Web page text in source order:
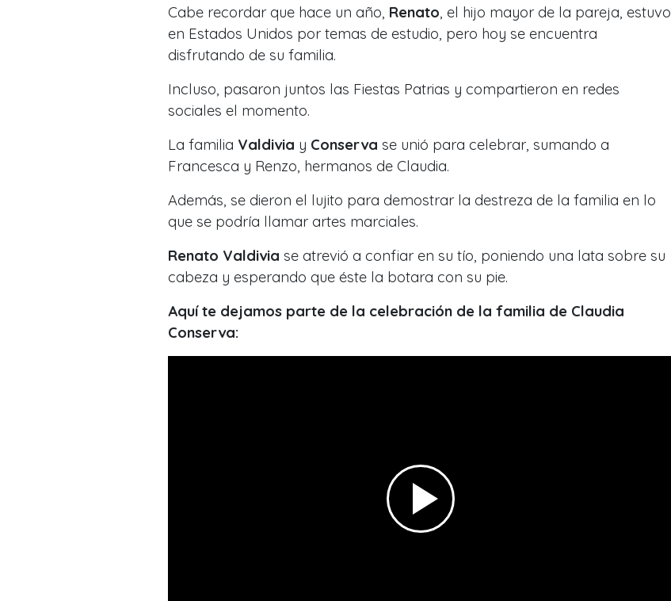
Cabe recordar que hace un año, Renato, el hijo mayor de la pareja, estuvo
en Estados Unidos por temas de estudio, pero hoy se encuentra
disfrutando de su familia.
Incluso, pasaron juntos las Fiestas Patrias y compartieron en redes
sociales el momento.
La familia Valdivia y Conserva se unió para celebrar, sumando a
Francesca y Renzo, hermanos de Claudia.
Además, se dieron el lujito para demostrar la destreza de la familia en lo
que se podría llamar artes marciales.
Renato Valdivia se atrevió a confiar en su tío, poniendo una lata sobre su
cabeza y esperando que éste la botara con su pie.
Aquí te dejamos parte de la celebración de la familia de Claudia
Conserva: